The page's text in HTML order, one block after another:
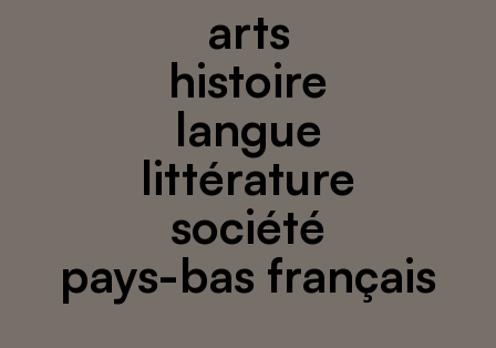
arts
histoire
langue
littérature
société
pays-bas français